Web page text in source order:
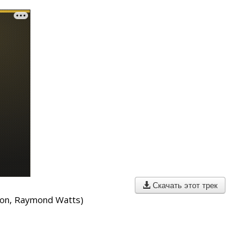
Скачать этот трек
Raymond Watts)